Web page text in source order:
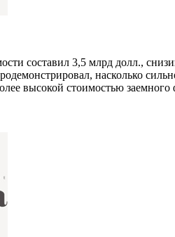
составил 3,5 млрд долл.,
насколько
высокой стоимостью заемного